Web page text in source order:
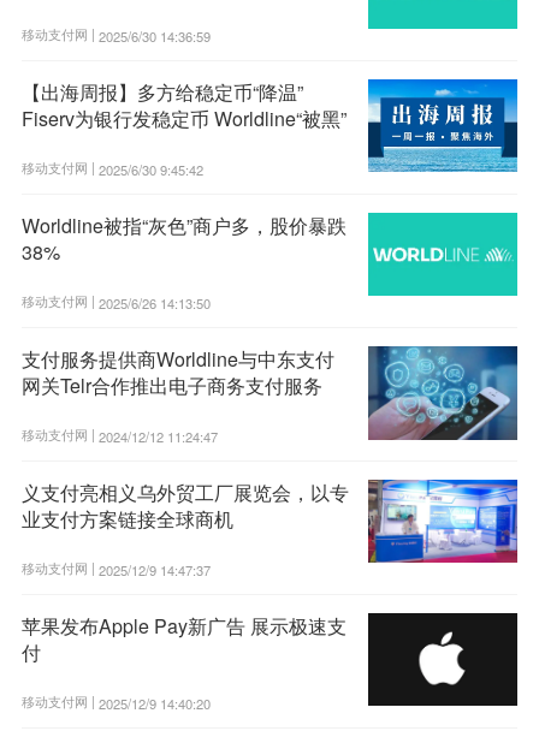
移动支付网 | 2025/6/30 14:36:59
【出海周报】多方给稳定币“降温”
Fiserv为银行发稳定币 Worldline“被黑”
移动支付网 | 2025/6/30 9:45:42
Worldline被指“灰色”商户多，股价暴跌
38%
移动支付网 | 2025/6/26 14:13:50
支付服务提供商Worldline与中东支付
网关Telr合作推出电子商务支付服务
移动支付网 | 2024/12/12 11:24:47
义支付亮相义乌外贸工厂展览会，以专
业支付方案链接全球商机
移动支付网 | 2025/12/9 14:47:37
苹果发布Apple Pay新广告 展示极速支
付
移动支付网 | 2025/12/9 14:40:20